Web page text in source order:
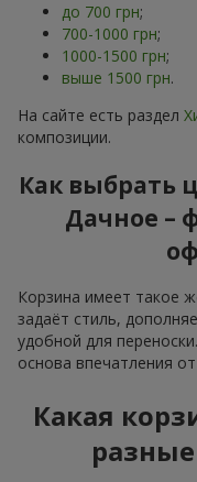
до 700 грн;
700-1000 грн;
1000-1500 грн;
выше 1500 грн.
На сайте есть раздел
композиции.
Как выбрать
Дачное –
Корзина имеет такое
задаёт стиль,
удобной для
основа впечатления
Какая